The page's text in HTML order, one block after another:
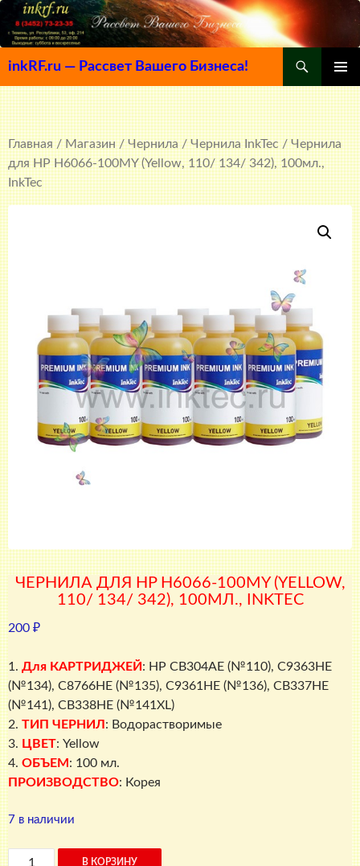
inkRF.ru — Рассвет Вашего Бизнеса!
МЕНЮ
К
СОДЕРЖИМОМУ
Главная/Магазин/Чернила/Чернила InkTec/ Чернила
для HP H6066-100MY (Yellow, 110/ 134/ 342), 100мл.,
InkTec
ЧЕРНИЛА ДЛЯ HP H6066-100MY (YELLOW,
110/ 134/ 342), 100МЛ., INKTEC
200 ₽
1. Для КАРТРИДЖЕЙ : HP CB304AE (№110), C9363HE
(№134), C8766HE (№135), C9361HE (№136), CB337HE
(№141), CB338HE (№141XL)
2. ТИП ЧЕРНИЛ : Водорастворимые
3. ЦВЕТ: Yellow
4. ОБЪЕМ : 100 мл.
ПРОИЗВОДСТВО: Корея
7 в наличии
Количество
В КОРЗИНУ